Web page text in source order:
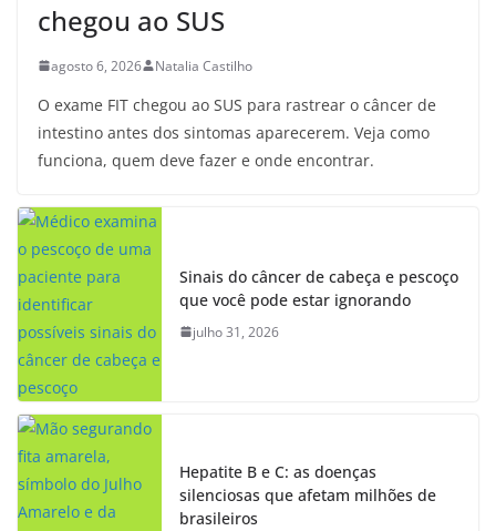
chegou ao SUS
agosto 6, 2026 Natalia Castilho
O exame FIT chegou ao SUS para rastrear o câncer de
intestino antes dos sintomas aparecerem. Veja como
funciona, quem deve fazer e onde encontrar.
Sinais do câncer de cabeça e pescoço
que você pode estar ignorando
julho 31, 2026
Hepatite B e C: as doenças
silenciosas que afetam milhões de
brasileiros